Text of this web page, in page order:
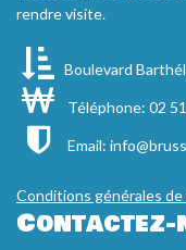
rendre visite.
Boulevard
Téléphone: 02
Email:
Conditions générales
Contactez-